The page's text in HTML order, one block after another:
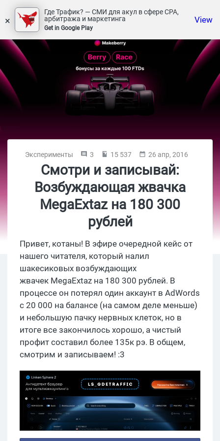
×
Где Трафик? — СМИ для акул в сфере СРА,
арбитража и маркетинга
Get in Google Play
View
Эксперименты 3 15 537 26 апр, 2016
Смотри и записывай:
Возбуждающая жвачка
MegaExtaz на 180 300
рублей
Привет, котаны! В эфире очередной кейс от
нашего читателя, который налил
шакесиковых возбуждающих
жвачек MegaExtaz на 180 300 рублей. В
процессе он потерял один аккаунт в AdWords
с 20 000 на балансе (на самом деле меньше)
и небольшую пачку нервных клеток, но в
итоге все закончилось хорошо, а чистый
профит составил более 135к рэ. В общем,
смотрим и записываем! :3